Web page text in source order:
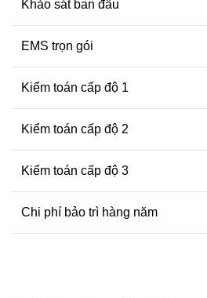
Khảo sát ban đầu
EMS trọn gói
Kiểm toán cấp độ 1
Kiểm toán cấp độ 2
Kiểm toán cấp độ 3
Chi phí bảo trì hàng năm